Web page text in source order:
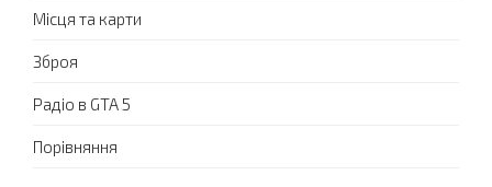
Місця та карти
Зброя
Радіо в GTA 5
Порівняння